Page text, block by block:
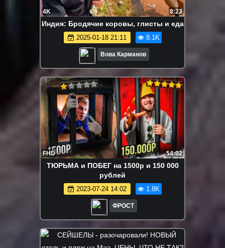
4K 8:23
Индия: Бродячие коровы, глисты и еда
2025-01-18 21:11 8.1K
Вова Карманов
FHD 54:02
ТЮРЬМА и ПОБЕГ на 1500р и 150 000
рублей
2023-07-24 14:02 1.8K
ФРОСТ